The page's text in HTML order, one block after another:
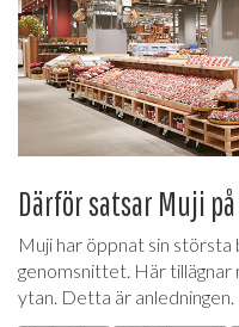
Därför satsar Muji
Muji har öppnat sin största
genomsnittet. Här tillägnar
ytan. Detta är anledningen.